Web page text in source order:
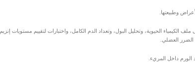
وطبيعتها.
الحيوية، وتحليل البول، وتعداد الدم الكامل، واختبارات لتقييم مستويات إنزيم
الضرر العضلي.
داخل المريء.